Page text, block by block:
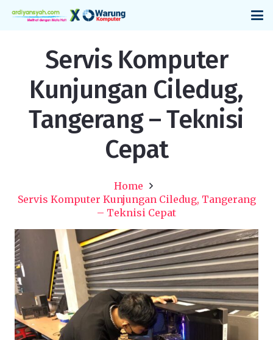
Servis Komputer
Kunjungan Ciledug,
Tangerang – Teknisi
Cepat
Home
Servis Komputer Kunjungan Ciledug, Tangerang
– Teknisi Cepat